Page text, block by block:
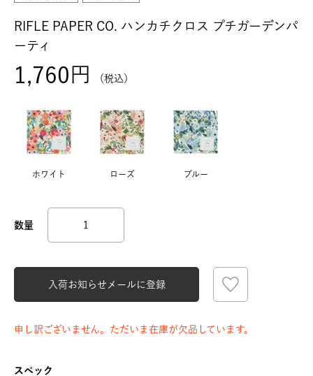
RIFLE PAPER CO. ハンカチクロス プチガーデンパ
ーティ
1,760 税込
ホワイト ローズ ブルー
入荷お知らせメールに登録
申し訳ございません。ただいま在庫が欠品しています。
スペック